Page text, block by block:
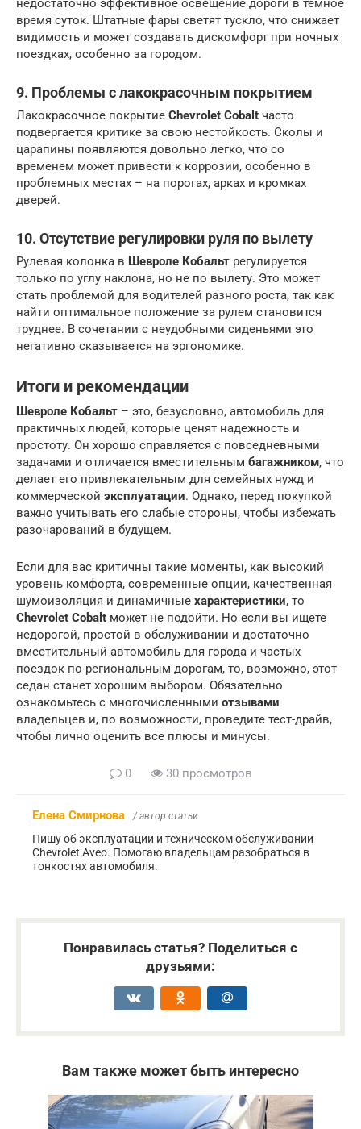
недостаточно эффективное освещение дороги в темное
время суток. Штатные фары светят тускло, что снижает
видимость и может создавать дискомфорт при ночных
поездках, особенно за городом.
9. Проблемы с лакокрасочным покрытием
Лакокрасочное покрытие Chevrolet Cobalt часто
подвергается критике за свою нестойкость. Сколы и
царапины появляются довольно легко, что со
временем может привести к коррозии, особенно в
проблемных местах – на порогах, арках и кромках
дверей.
10. Отсутствие регулировки руля по вылету
Рулевая колонка в Шевроле Кобальт регулируется
только по углу наклона, но не по вылету. Это может
стать проблемой для водителей разного роста, так как
найти оптимальное положение за рулем становится
труднее. В сочетании с неудобными сиденьями это
негативно сказывается на эргономике.
Итоги и рекомендации
Шевроле Кобальт – это, безусловно, автомобиль для
практичных людей, которые ценят надежность и
простоту. Он хорошо справляется с повседневными
задачами и отличается вместительным багажником, что
делает его привлекательным для семейных нужд и
коммерческой эксплуатации. Однако, перед покупкой
важно учитывать его слабые стороны, чтобы избежать
разочарований в будущем.
Если для вас критичны такие моменты, как высокий
уровень комфорта, современные опции, качественная
шумоизоляция и динамичные характеристики, то
Chevrolet Cobalt может не подойти. Но если вы ищете
недорогой, простой в обслуживании и достаточно
вместительный автомобиль для города и частых
поездок по региональным дорогам, то, возможно, этот
седан станет хорошим выбором. Обязательно
ознакомьтесь с многочисленными отзывами
владельцев и, по возможности, проведите тест-драйв,
чтобы лично оценить все плюсы и минусы.
0 30 просмотров
Елена Смирнова / автор статьи
Пишу об эксплуатации и техническом обслуживании
Chevrolet Aveo. Помогаю владельцам разобраться в
тонкостях автомобиля.
Понравилась статья? Поделиться с
друзьями:
Вам также может быть интересно